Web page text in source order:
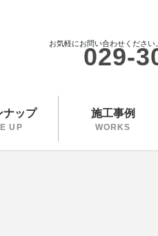
お気軽にお問い合わせください
029-
ナップ
UP
施工事例
WORKS